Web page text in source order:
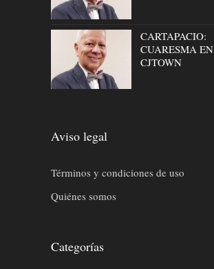
CARTAPACIO:
CUARESMA EN
CJTOWN
Aviso legal
Términos y condiciones de uso
Quiénes somos
Categorías